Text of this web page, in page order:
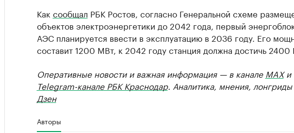
Как сообщал РБК Ростов, согласно Генеральной схеме
объектов электроэнергетики до 2042 года, первый
АЭС планируется ввести в эксплуатацию в 2036 году. Его
составит 1200 МВт, к 2042 году станция должна достичь
Оперативные новости и важная информация — в канале MAXи
Telegram-канале РБК Краснодар. Аналитика, мнения,
Дзен
Авторы